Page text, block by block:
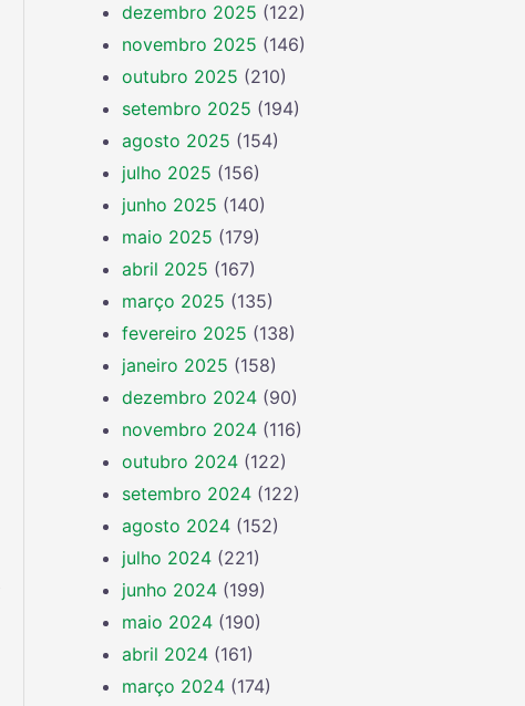
dezembro 2025 (122)
novembro 2025 (146)
outubro 2025 (210)
setembro 2025 (194)
agosto 2025 (154)
julho 2025 (156)
junho 2025 (140)
maio 2025 (179)
abril 2025 (167)
março 2025 (135)
fevereiro 2025 (138)
janeiro 2025 (158)
dezembro 2024 (90)
novembro 2024 (116)
outubro 2024 (122)
setembro 2024 (122)
agosto 2024 (152)
julho 2024 (221)
junho 2024 (199)
maio 2024 (190)
abril 2024 (161)
março 2024 (174)